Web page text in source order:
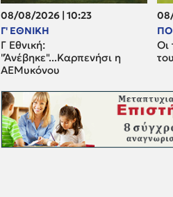
08/08/2026 | 10:23
Γ' ΕΘΝΙΚΗ
Γ Εθνική:
"Άνέβηκε"...Καρπενήσι η
ΑΕΜυκόνου
Οι